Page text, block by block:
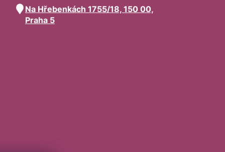
Na Hřebenkách 1755/18, 150 00,
Praha 5